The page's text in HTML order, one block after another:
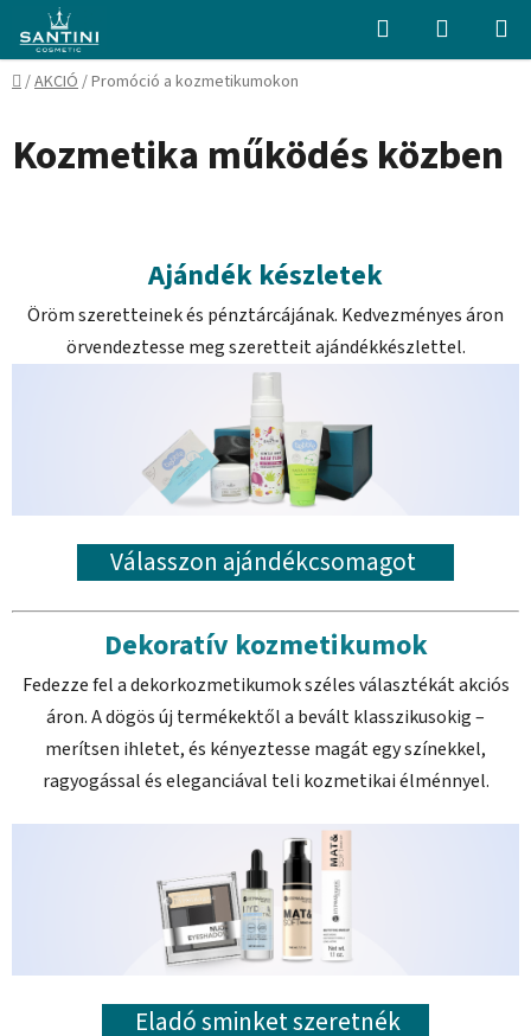
fő
tartalomhoz
Keresés KOSÁR
Kezdőlap
/AKCIÓ/Promóció a kozmetikumokon
Kozmetika működés közben
Ajándék készletek
Öröm szeretteinek és pénztárcájának. Kedvezményes áron
örvendeztesse meg szeretteit ajándékkészlettel.
Válasszon ajándékcsomagot
Dekoratív kozmetikumok
Fedezze fel a dekorkozmetikumok széles választékát akciós
áron. A dögös új termékektől a bevált klasszikusokig –
merítsen ihletet, és kényeztesse magát egy színekkel,
ragyogással és eleganciával teli kozmetikai élménnyel.
Eladó sminket szeretnék